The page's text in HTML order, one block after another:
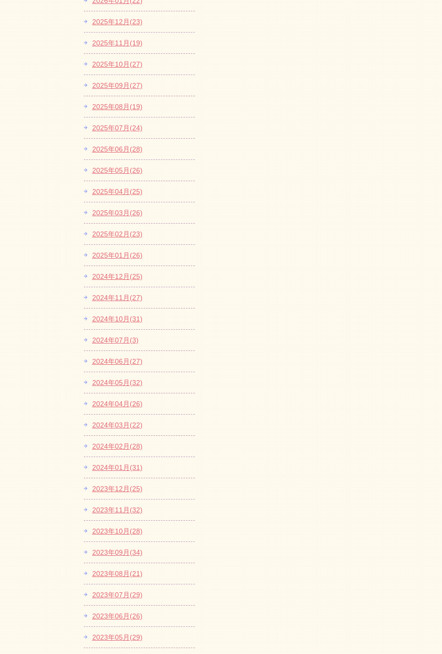
2025年12月(23)
2025年11月(19)
2025年10月(27)
2025年09月(27)
2025年08月(19)
2025年07月(24)
2025年06月(28)
2025年05月(26)
2025年04月(25)
2025年03月(26)
2025年02月(23)
2025年01月(26)
2024年12月(25)
2024年11月(27)
2024年10月(31)
2024年07月(3)
2024年06月(27)
2024年05月(32)
2024年04月(26)
2024年03月(22)
2024年02月(28)
2024年01月(31)
2023年12月(25)
2023年11月(32)
2023年10月(28)
2023年09月(34)
2023年08月(21)
2023年07月(29)
2023年06月(26)
2023年05月(29)